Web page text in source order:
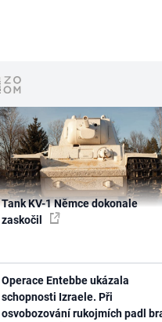
Tank KV-1 Němce dokonale
zaskočil
Operace Entebbe ukázala
schopnosti Izraele. Při
osvobozování rukojmích padl